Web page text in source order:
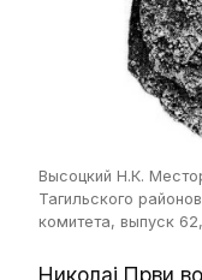
Высоцкий Н.К.
Тагильского
комитета, выпуск 62,
Николај Први